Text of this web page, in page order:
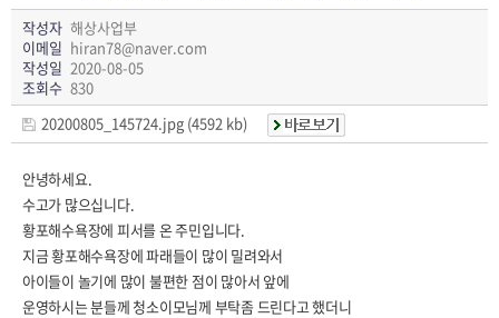
작성자 해상사업부
이메일 hiran78@naver.com
작성일 2020-08-05
조회수 830
20200805_145724.jpg (4592 kb)
안녕하세요.
수고가 많으십니다.
황포해수욕장에 피서를 온 주민입니다.
지금 황포해수욕장에 파래들이 많이 밀려와서
아이들이 놀기에 많이 불편한 점이 많아서 앞에
운영하시는 분들께 청소이모님께 부탁좀 드린다고 했더니